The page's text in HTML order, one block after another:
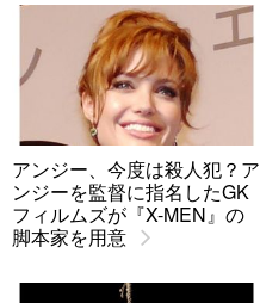
アンジー、今度は殺人犯？ア
ンジーを監督に指名したGK
フィルムズが『X-MEN』の
脚本家を用意